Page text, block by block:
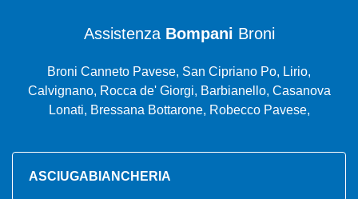
Assistenza Bompani Broni
Broni Canneto Pavese, San Cipriano Po, Lirio,
Calvignano, Rocca de' Giorgi, Barbianello, Casanova
Lonati, Bressana Bottarone, Robecco Pavese,
ASCIUGABIANCHERIA